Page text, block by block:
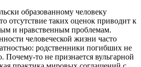
образованному человеку
отсутствие таких оценок приводит к
и нравственным проблемам.
человеческой жизни часто
родственники погибших не
Почему-то не признается вульгарной